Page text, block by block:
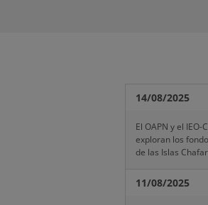
14/08/2025
El OAPN y el IEO-
exploran los
de las Islas
11/08/2025